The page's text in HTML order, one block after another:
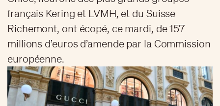
français Kering et LVMH, et du Suisse
Richemont, ont écopé, ce mardi, de 157
millions d’euros d’amende par la Commission
européenne.